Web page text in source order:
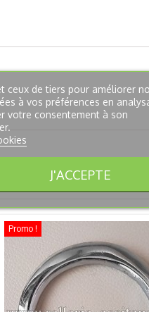
Promo !
ceux de tiers pour améliorer
à vos préférences en
votre consentement à son
J'ACCEPTE